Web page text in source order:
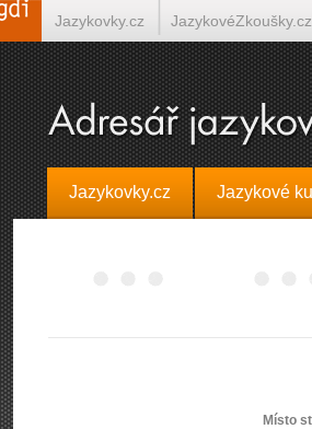
Jazykovky.cz Jazykové
Místo
Jazykovky.cz JazykovéZkoušky.cz
Španělština on-line Italština on-